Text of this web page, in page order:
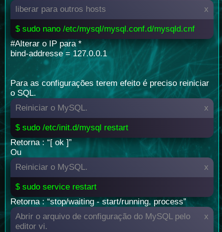
liberar para outros hosts
x
$ sudo nano /etc/mysql/mysql.conf.d/mysqld.cnf
#Alterar o IP para *
bind-addresse = 127.0.0.1
Para as configurações terem efeito é preciso reiniciar
o SQL.
Reiniciar o MySQL.
x
$ sudo /etc/init.d/mysql restart
Retorna : “[ ok ]”
Ou
Reiniciar o MySQL.
x
$ sudo service restart
Retorna : “stop/waiting - start/running, process”
Abrir o arquivo de configuração do MySQL pelo
editor vi.
x